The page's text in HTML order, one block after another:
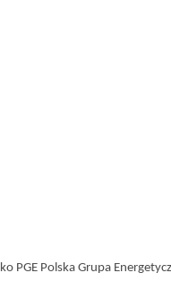
Polska Grupa